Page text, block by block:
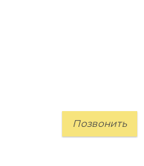
Позвонить